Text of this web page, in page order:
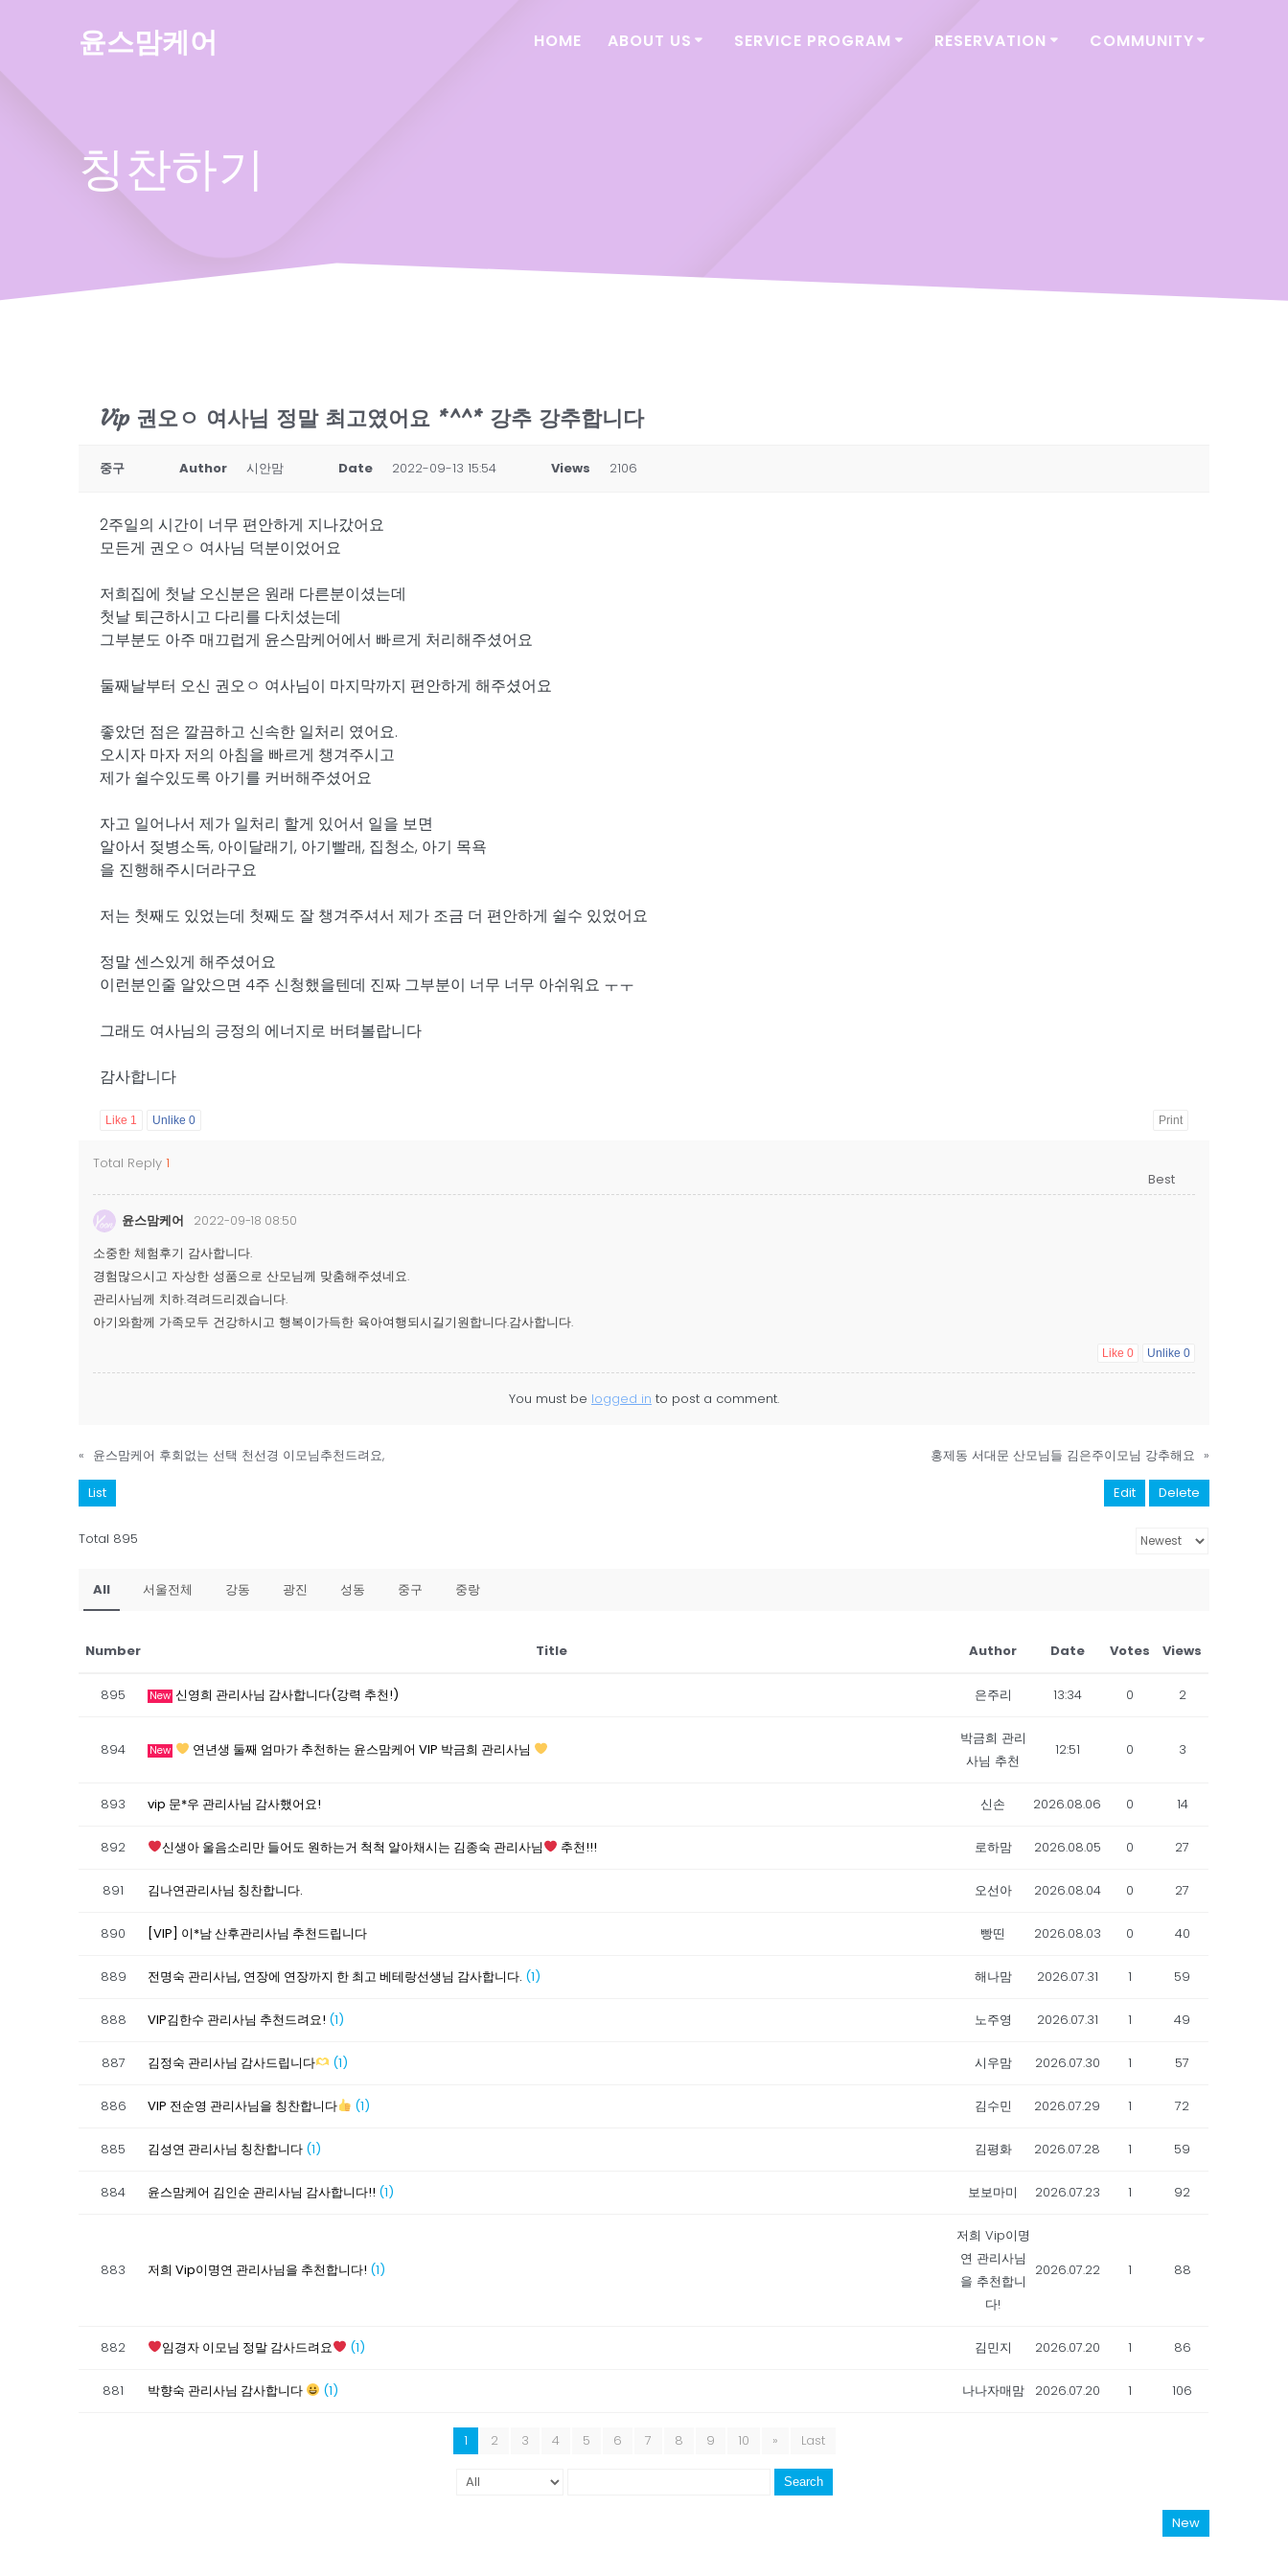
윤스맘케어 HOME ABOUT US SERVICE PROGRAM RESERVATION COMMUNITY
칭찬하기
Vip 권오ㅇ 여사님 정말 최고였어요 *^^* 강추 강추합니다
중구 Author 시안맘 Date 2022-09-13 15:54 Views 2106
2주일의 시간이 너무 편안하게 지나갔어요
모든게 권오ㅇ 여사님 덕분이었어요
저희집에 첫날 오신분은 원래 다른분이셨는데
첫날 퇴근하시고 다리를 다치셨는데
그부분도 아주 매끄럽게 윤스맘케어에서 빠르게 처리해주셨어요
둘째날부터 오신 권오ㅇ 여사님이 마지막까지 편안하게 해주셨어요
좋았던 점은 깔끔하고 신속한 일처리 였어요.
오시자 마자 저의 아침을 빠르게 챙겨주시고
제가 쉴수있도록 아기를 커버해주셨어요
자고 일어나서 제가 일처리 할게 있어서 일을 보면
알아서 젖병소독, 아이달래기, 아기빨래, 집청소, 아기 목욕
을 진행해주시더라구요
저는 첫째도 있었는데 첫째도 잘 챙겨주셔서 제가 조금 더 편안하게 쉴수 있었어요
정말 센스있게 해주셨어요
이런분인줄 알았으면 4주 신청했을텐데 진짜 그부분이 너무 너무 아쉬워요 ㅜㅜ
그래도 여사님의 긍정의 에너지로 버텨볼랍니다
감사합니다
Like 1 Unlike0 Print
Total Reply1
윤스맘케어 2022-09-18 08:50
소중한 체험후기 감사합니다.
경험많으시고 자상한 성품으로 산모님께 맞춤해주셨네요.
관리사님께 치하.격려드리겠습니다.
아기와함께 가족모두 건강하시고 행복이가득한 육아여행되시길기원합니다.감사합니다.
Like 0 Unlike 0
You must be logged in to post a comment.
« 윤스맘케어 후회없는 선택 천선경 이모님추천드려요, 홍제동 서대문 산모님들 김은주이모님 강추해요 »
List Edit Delete
Total 895
All 서울전체 강동 광진 성동 중구 중랑
Number Title Author Date Votes Views
895 New 신영희 관리사님 감사합니다(강력 추천!) 은주리 13:34 0 2
894 New 연년생 둘째 엄마가 추천하는 윤스맘케어 VIP 박금희 관리사님
박금희 관리
사님 추천
12:51 0 3
893 vip 문*우 관리사님 감사했어요! 신손 2026.08.06 0 14
892 신생아 울음소리만 들어도 원하는거 척척 알아채시는 김종숙 관리사님 추천!!! 로하맘 2026.08.05 0 27
891 김나연관리사님 칭찬합니다. 오선아 2026.08.04 0 27
890 [VIP] 이*남 산후관리사님 추천드립니다 빵띤 2026.08.03 0 40
889 전명숙 관리사님, 연장에 연장까지 한 최고 베테랑선생님 감사합니다. (1) 해나맘 2026.07.31 1 59
888 VIP김한수 관리사님 추천드려요! (1) 노주영 2026.07.31 1 49
887 김정숙 관리사님 감사드립니다 (1) 시우맘 2026.07.30 1 57
886 VIP 전순영 관리사님을 칭찬합니다 (1) 김수민 2026.07.29 1 72
885 김성연 관리사님 칭찬합니다 (1) 김평화 2026.07.28 1 59
884 윤스맘케어 김인순 관리사님 감사합니다!! (1) 보보마미 2026.07.23 1 92
883 저희 Vip이명연 관리사님을 추천합니다! (1)
저희 Vip이명
연 관리사님
을 추천합니
다!
2026.07.22 1 88
882 임경자 이모님 정말 감사드려요 (1) 김민지 2026.07.20 1 86
881 박향숙 관리사님 감사합니다 (1) 나나자매맘 2026.07.20 1 106
1 2 3 4 5 6 7 8 9 10 » Last
Search
New